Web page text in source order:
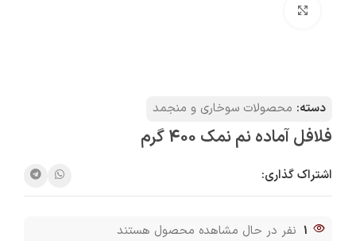
دسته: محصولات سوخاری و منجمد
فلافل آماده نم نمک 400 گرم
اشتراک گذاری:
1 نفر در حال مشاهده محصول هستند